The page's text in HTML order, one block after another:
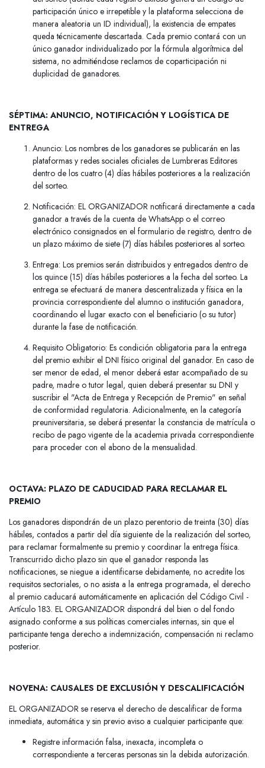
participación único e irrepetible y la plataforma selecciona de
manera aleatoria un ID individual), la existencia de empates
queda técnicamente descartada. Cada premio contará con un
único ganador individualizado por la fórmula algorítmica del
sistema, no admitiéndose reclamos de coparticipación ni
duplicidad de ganadores.
SÉPTIMA: ANUNCIO, NOTIFICACIÓN Y LOGÍSTICA DE
ENTREGA
Anuncio: Los nombres de los ganadores se publicarán en las
plataformas y redes sociales oficiales de Lumbreras Editores
dentro de los cuatro (4) días hábiles posteriores a la realización
del sorteo.
Notificación: EL ORGANIZADOR notificará directamente a cada
ganador a través de la cuenta de WhatsApp o el correo
electrónico consignados en el formulario de registro, dentro de
un plazo máximo de siete (7) días hábiles posteriores al sorteo.
Entrega: Los premios serán distribuidos y entregados dentro de
los quince (15) días hábiles posteriores a la fecha del sorteo. La
entrega se efectuará de manera descentralizada y física en la
provincia correspondiente del alumno o institución ganadora,
coordinando el lugar exacto con el beneficiario (o su tutor)
durante la fase de notificación.
Requisito Obligatorio: Es condición obligatoria para la entrega
del premio exhibir el DNI físico original del ganador. En caso de
ser menor de edad, el menor deberá estar acompañado de su
padre, madre o tutor legal, quien deberá presentar su DNI y
suscribir el "Acta de Entrega y Recepción de Premio" en señal
de conformidad regulatoria. Adicionalmente, en la categoría
preuniversitaria, se deberá presentar la constancia de matrícula o
recibo de pago vigente de la academia privada correspondiente
para proceder con el abono de la mensualidad.
OCTAVA: PLAZO DE CADUCIDAD PARA RECLAMAR EL
PREMIO
Los ganadores dispondrán de un plazo perentorio de treinta (30) días
hábiles, contados a partir del día siguiente de la realización del sorteo,
para reclamar formalmente su premio y coordinar la entrega física.
Transcurrido dicho plazo sin que el ganador responda las
notificaciones, se niegue a identificarse debidamente, no acredite los
requisitos sectoriales, o no asista a la entrega programada, el derecho
al premio caducará automáticamente en aplicación del Código Civil -
Artículo 183. EL ORGANIZADOR dispondrá del bien o del fondo
asignado conforme a sus políticas comerciales internas, sin que el
participante tenga derecho a indemnización, compensación ni reclamo
posterior.
NOVENA: CAUSALES DE EXCLUSIÓN Y DESCALIFICACIÓN
EL ORGANIZADOR se reserva el derecho de descalificar de forma
inmediata, automática y sin previo aviso a cualquier participante que:
Registre información falsa, inexacta, incompleta o
correspondiente a terceras personas sin la debida autorización.